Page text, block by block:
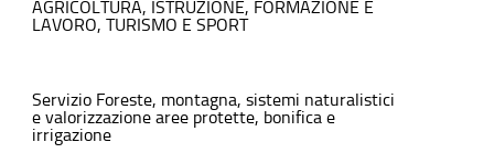
AGRICOLTURA, ISTRUZIONE, FORMAZIONE E
LAVORO, TURISMO E SPORT
Servizio Foreste, montagna, sistemi naturalistici
e valorizzazione aree protette, bonifica e
irrigazione